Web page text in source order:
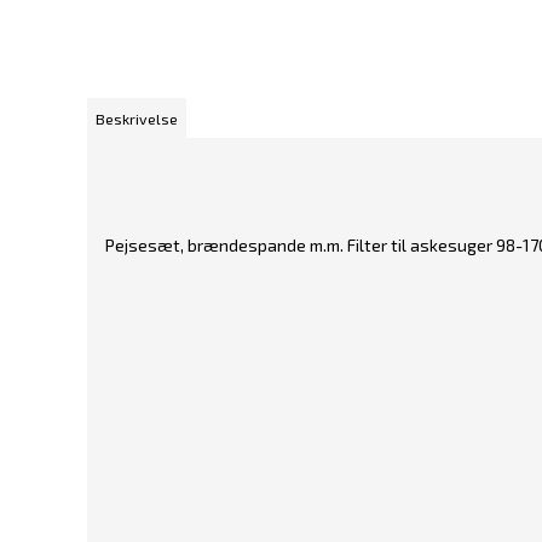
Beskrivelse
Pejsesæt, brændespande m.m. Filter til askesuger 98-